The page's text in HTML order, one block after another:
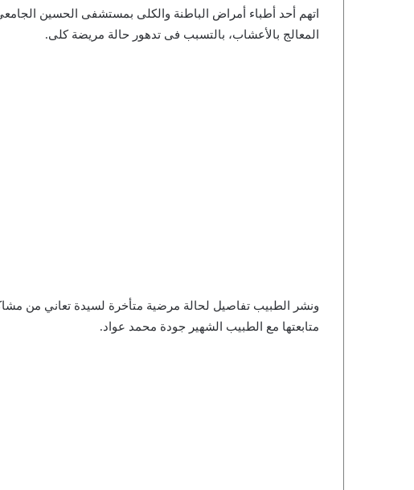
اتهم أحد أطباء ‏أمراض الباطنة والكلى بمستشفى الحسين
المعالج بالأعشاب، بالتسبب فى تدهور حالة مريضة كلى.
ونشر الطبيب تفاصيل لحالة مرضية متأخرة لسيدة تعاني من
متابعتها مع الطبيب الشهير جودة محمد عواد.